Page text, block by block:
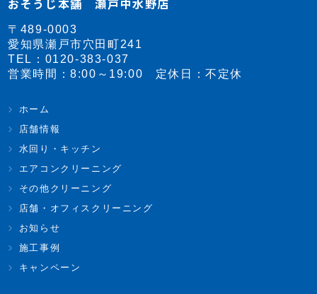
おそうじ本舗 瀬戸中水野店
〒489-0003
愛知県瀬戸市穴田町241
TEL： 0120-383-037
営業時間：8:00～19:00 定休日：不定休
ホーム
店舗情報
水回り・キッチン
エアコンクリーニング
その他クリーニング
店舗・オフィスクリーニング
お知らせ
施工事例
キャンペーン